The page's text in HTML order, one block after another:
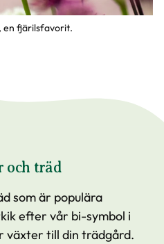
en fjärilsfavorit.
och träd
som är populära
efter vår bi-symbol i
växter till din trädgård.